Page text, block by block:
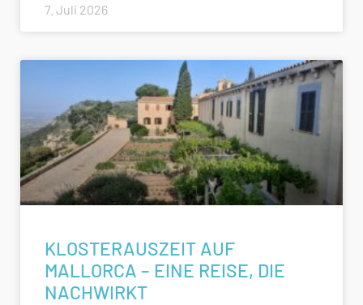
7. Juli 2026
KLOSTERAUSZEIT AUF
MALLORCA – EINE REISE, DIE
NACHWIRKT